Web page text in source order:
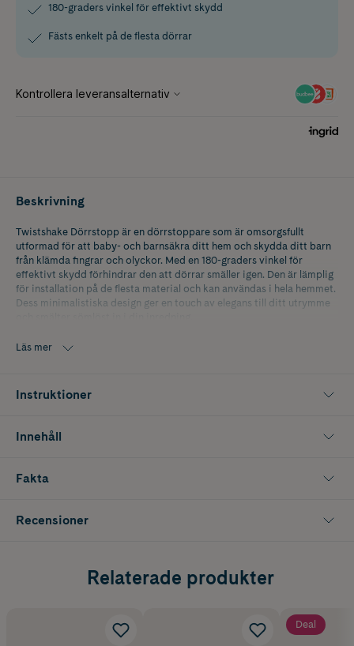
180-graders vinkel för effektivt skydd
Fästs enkelt på de flesta dörrar
Beskrivning
Twistshake Dörrstopp är en dörrstoppare som är omsorgsfullt
utformad för att baby- och barnsäkra ditt hem och skydda ditt barn
från klämda fingrar och olyckor. Med en 180-graders vinkel för
effektivt skydd förhindrar den att dörrar smäller igen. Den är lämplig
för installation på de flesta material och kan användas i hela hemmet.
Dess minimalistiska design ger en touch av elegans till ditt utrymme
Läs mer
Instruktioner
Innehåll
Fakta
Recensioner
Relaterade produkter
Deal